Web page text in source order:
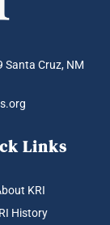
Santa Cruz, NM
Links
KRI
History